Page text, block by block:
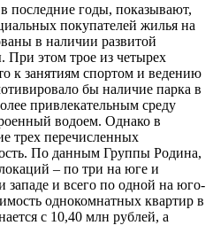
последние годы, показывают,
покупателей жилья на
в наличии развитой
При этом трое из четырех
к занятиям спортом и ведению
бы наличие парка в
привлекательным среду
водоем. Однако в
трех перечисленных
По данным Группы Родина,
– по три на юге и
западе и всего по одной на юго-
однокомнатных квартир в
с 10,40 млн рублей, а